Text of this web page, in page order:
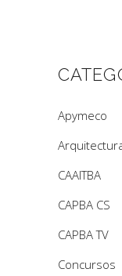
Apymeco
CAAITBA
CAPBA CS
CAPBA TV
Concursos